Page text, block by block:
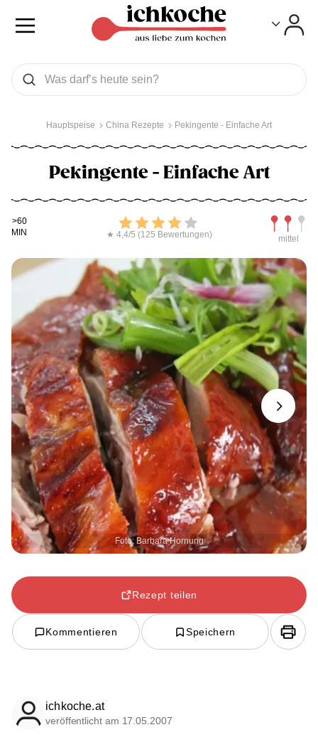
Was wollen Sie suchen
Suchen
Hauptspeise China Rezepte Pekingente - Einfache Art
Pekingente - Einfache Art
Kochdauer
>60
MIN
Bewerten
★ 4,4/5 (125 Bewertungen) mittel
Foto: Barbara Hornung
Next
Rezept teilen
Kommentieren Speichern
ichkoche.at
veröffentlicht am 17.05.2007